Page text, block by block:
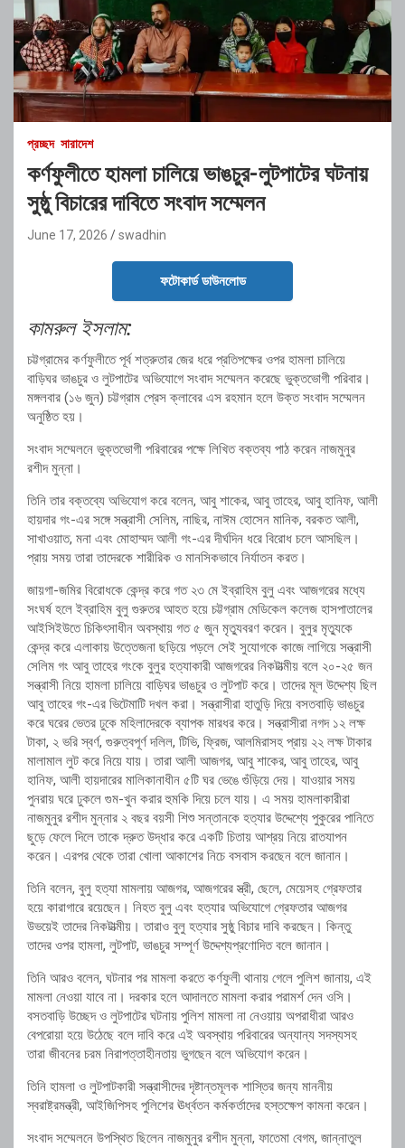
প্রচ্ছদ সারাদেশ
কর্ণফুলীতে হামলা চালিয়ে ভাঙচুর-লুটপাটের ঘটনায়
সুষ্ঠু বিচারের দাবিতে সংবাদ সম্মেলন
June 17, 2026 swadhin
ফটোকার্ড ডাউনলোড
কামরুল ইসলাম:
চট্টগ্রামের কর্ণফুলীতে পূর্ব শত্রুতার জের ধরে প্রতিপক্ষের ওপর হামলা চালিয়ে
বাড়িঘর ভাঙচুর ও লুটপাটের অভিযোগে সংবাদ সম্মেলন করেছে ভুক্তভোগী পরিবার।
মঙ্গলবার (১৬ জুন) চট্টগ্রাম প্রেস ক্লাবের এস রহমান হলে উক্ত সংবাদ সম্মেলন
অনুষ্ঠিত হয়।
সংবাদ সম্মেলনে ভুক্তভোগী পরিবারের পক্ষে লিখিত বক্তব্য পাঠ করেন নাজমুনুর
রশীদ মুন্না।
তিনি তার বক্তব্যে অভিযোগ করে বলেন, আবু শাকের, আবু তাহের, আবু হানিফ, আলী
হায়দার গং-এর সঙ্গে সন্ত্রাসী সেলিম, নাছির, নাঈম হোসেন মানিক, বরকত আলী,
সাখাওয়াত, মনা এবং মোহাম্মদ আলী গং-এর দীর্ঘদিন ধরে বিরোধ চলে আসছিল।
প্রায় সময় তারা তাদেরকে শারীরিক ও মানসিকভাবে নির্যাতন করত।
জায়গা-জমির বিরোধকে কেন্দ্র করে গত ২৩ মে ইব্রাহিম বুলু এবং আজগরের মধ্যে
সংঘর্ষ হলে ইব্রাহিম বুলু গুরুতর আহত হয়ে চট্টগ্রাম মেডিকেল কলেজ হাসপাতালের
আইসিইউতে চিকিৎসাধীন অবস্থায় গত ৫ জুন মৃত্যুবরণ করেন। বুলুর মৃত্যুকে
কেন্দ্র করে এলাকায় উত্তেজনা ছড়িয়ে পড়লে সেই সুযোগকে কাজে লাগিয়ে সন্ত্রাসী
সেলিম গং আবু তাহের গংকে বুলুর হত্যাকারী আজগরের নিকটাত্মীয় বলে ২০-২৫ জন
সন্ত্রাসী নিয়ে হামলা চালিয়ে বাড়িঘর ভাঙচুর ও লুটপাট করে। তাদের মূল উদ্দেশ্য ছিল
আবু তাহের গং-এর ভিটেমাটি দখল করা। সন্ত্রাসীরা হাতুড়ি দিয়ে বসতবাড়ি ভাঙচুর
করে ঘরের ভেতর ঢুকে মহিলাদেরকে ব্যাপক মারধর করে। সন্ত্রাসীরা নগদ ১২ লক্ষ
টাকা, ২ ভরি স্বর্ণ, গুরুত্বপূর্ণ দলিল, টিভি, ফ্রিজ, আলমিরাসহ প্রায় ২২ লক্ষ টাকার
মালামাল লুট করে নিয়ে যায়। তারা আলী আজগর, আবু শাকের, আবু তাহের, আবু
হানিফ, আলী হায়দারের মালিকানাধীন ৫টি ঘর ভেঙে গুঁড়িয়ে দেয়। যাওয়ার সময়
পুনরায় ঘরে ঢুকলে গুম-খুন করার হুমকি দিয়ে চলে যায়। এ সময় হামলাকারীরা
নাজমুনুর রশীদ মুন্নার ২ বছর বয়সী শিশু সন্তানকে হত্যার উদ্দেশ্যে পুকুরের পানিতে
ছুড়ে ফেলে দিলে তাকে দ্রুত উদ্ধার করে একটি চিতায় আশ্রয় নিয়ে রাতযাপন
করেন। এরপর থেকে তারা খোলা আকাশের নিচে বসবাস করছেন বলে জানান।
তিনি বলেন, বুলু হত্যা মামলায় আজগর, আজগরের স্ত্রী, ছেলে, মেয়েসহ গ্রেফতার
হয়ে কারাগারে রয়েছেন। নিহত বুলু এবং হত্যার অভিযোগে গ্রেফতার আজগর
উভয়েই তাদের নিকটাত্মীয়। তারাও বুলু হত্যার সুষ্ঠু বিচার দাবি করছেন। কিন্তু
তাদের ওপর হামলা, লুটপাট, ভাঙচুর সম্পূর্ণ উদ্দেশ্যপ্রণোদিত বলে জানান।
তিনি আরও বলেন, ঘটনার পর মামলা করতে কর্ণফুলী থানায় গেলে পুলিশ জানায়, এই
মামলা নেওয়া যাবে না। দরকার হলে আদালতে মামলা করার পরামর্শ দেন ওসি।
বসতবাড়ি উচ্ছেদ ও লুটপাটের ঘটনায় পুলিশ মামলা না নেওয়ায় অপরাধীরা আরও
বেপরোয়া হয়ে উঠেছে বলে দাবি করে এই অবস্থায় পরিবারের অন্যান্য সদস্যসহ
তারা জীবনের চরম নিরাপত্তাহীনতায় ভুগছেন বলে অভিযোগ করেন।
তিনি হামলা ও লুটপাটকারী সন্ত্রাসীদের দৃষ্টান্তমূলক শাস্তির জন্য মাননীয়
স্বরাষ্ট্রমন্ত্রী, আইজিপিসহ পুলিশের ঊর্ধ্বতন কর্মকর্তাদের হস্তক্ষেপ কামনা করেন।
সংবাদ সম্মেলনে উপস্থিত ছিলেন নাজমুনুর রশীদ মুন্না, ফাতেমা বেগম, জান্নাতুল